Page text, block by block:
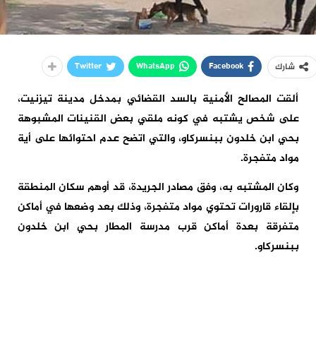
شارك Facebook
WhatsApp
Twitter
ألقت المصالح الأمنية بالسد القضائي بمدخل مدينة تيزنيت،
على شخص يشتبه في كونه ملقي بعض القنينات المشبوهة
بحي ابن خلدون ببنسركاو، والتي اتضح عدم احتوائها على أية
مواد متفجرة.
وكان المشتبه به، وفق مصادر الجريدة، قد أوهم سكان المنطقة
بإلقاء قارورات تحتوي مواد متفجرة، وذلك بعد وضعها في أماكن
متفرقة بعدة أماكن قرب مدرسة المطار بحي ابن خلدون
ببنسركاو.